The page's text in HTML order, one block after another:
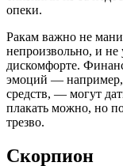
опеки.
Ракам важно не
непроизвольно, и
дискомфорте.
эмоций — например,
средств, — могут
плакать можно, но
трезво.
Скорпион